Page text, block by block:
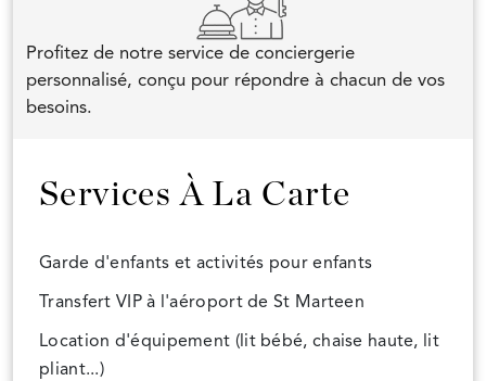
Profitez de notre service de conciergerie
personnalisé, conçu pour répondre à chacun de vos
besoins.
Services À La Carte
Garde d'enfants et activités pour enfants
Transfert VIP à l'aéroport de St Marteen
Location d'équipement (lit bébé, chaise haute, lit
pliant...)